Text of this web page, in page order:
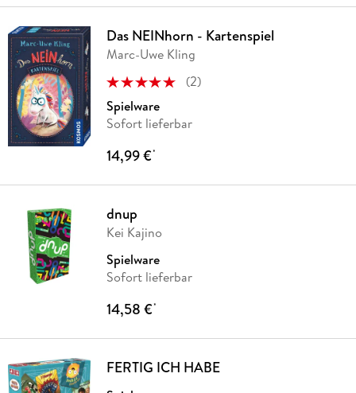
Das NEINhorn - Kartenspiel
Marc-Uwe Kling
(2)
Spielware
Sofort lieferbar
14,99 €*
dnup
Kei Kajino
Spielware
Sofort lieferbar
14,58 €*
FERTIG ICH HABE